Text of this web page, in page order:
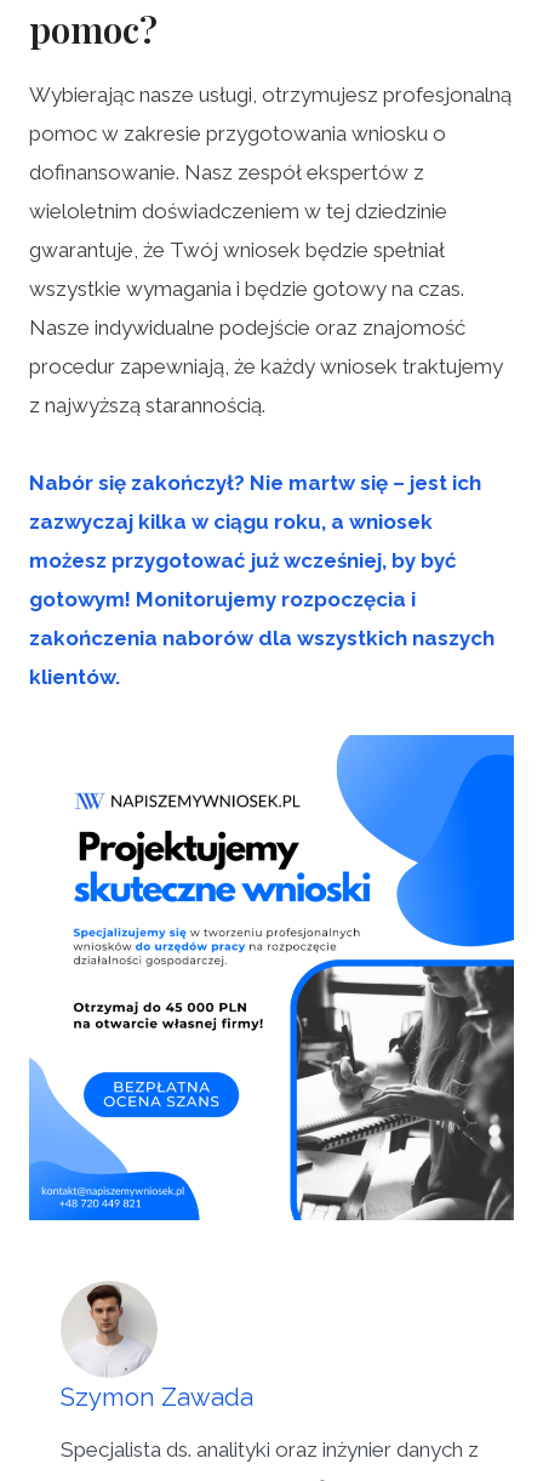
pomoc?
Wybierając nasze usługi, otrzymujesz profesjonalną
pomoc w zakresie przygotowania wniosku o
dofinansowanie. Nasz zespół ekspertów z
wieloletnim doświadczeniem w tej dziedzinie
gwarantuje, że Twój wniosek będzie spełniał
wszystkie wymagania i będzie gotowy na czas.
Nasze indywidualne podejście oraz znajomość
procedur zapewniają, że każdy wniosek traktujemy
z najwyższą starannością.
Nabór się zakończył? Nie martw się – jest ich
zazwyczaj kilka w ciągu roku, a wniosek
możesz przygotować już wcześniej, by być
gotowym! Monitorujemy rozpoczęcia i
zakończenia naborów dla wszystkich naszych
klientów.
Szymon Zawada
Specjalista ds. analityki oraz inżynier danych z